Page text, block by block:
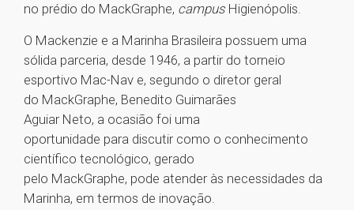
no prédio do MackGraphe, campus Higienópolis.
O Mackenzie e a Marinha Brasileira possuem uma
sólida parceria, desde 1946, a partir do torneio
esportivo Mac-Nav e, segundo o diretor geral
do MackGraphe, Benedito Guimarães
Aguiar Neto, a ocasião foi uma
oportunidade para discutir como o conhecimento
científico tecnológico, gerado
pelo MackGraphe, pode atender às necessidades da
Marinha, em termos de inovação.